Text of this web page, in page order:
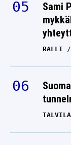
Sami
RALLI